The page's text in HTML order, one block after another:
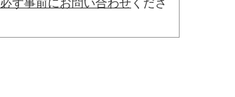
必ず事前にお問い合わせ くださ